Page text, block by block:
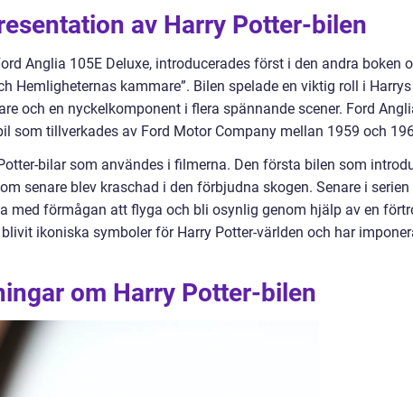
av Harry Potter-bilen
Anglia 105E Deluxe, introducerades först i den andra boken
Hemligheternas kammare”. Bilen spelade en viktig roll i
och en nyckelkomponent i flera spännande scener. Ford
som tillverkades av Ford Motor Company mellan 1959 och
bilar som användes i filmerna. Den första bilen som
senare blev kraschad i den förbjudna skogen. Senare i serien
med förmågan att flyga och bli osynlig genom hjälp av en
ikoniska symboler för Harry Potter-världen och har
om Harry Potter-bilen